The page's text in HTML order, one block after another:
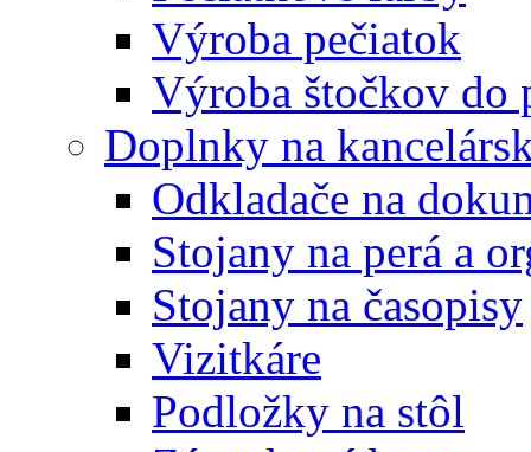
Výroba pečiatok
Výroba štočkov do
Doplnky na
Odkladače na
Stojany na perá a
Stojany na časopisy
Vizitkáre
Podložky na stôl